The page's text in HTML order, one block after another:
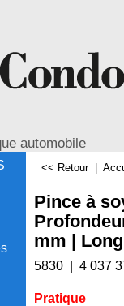
automobile
<< Retour
Pince à
mm |
5830 4 037
Pratique